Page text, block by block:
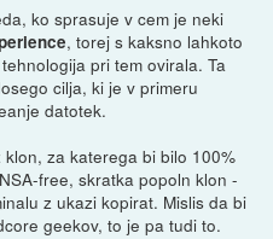
ko sprasuje v cem je neki
, torej s kaksno lahkoto
pri tem ovirala. Ta
cilja, ki je v primeru
datotek.
za katerega bi bilo 100%
free, skratka popoln klon -
z ukazi kopirat. Mislis da bi
geekov, to je pa tudi to.